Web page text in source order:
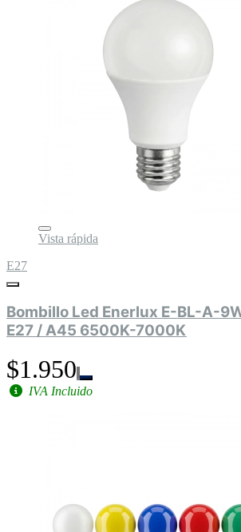
Vista rápida
E27
Bombillo Led Enerlux E-BL-A-
E27 / A45 6500K-7000K
$1.950
IVA Incluido